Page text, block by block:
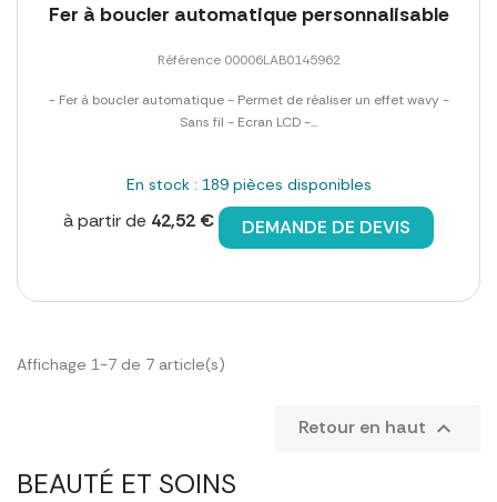
BEAUTÉ ET SOINS
Fer à boucler automatique personnalisable
Référence 00006LAB0145962
- Fer à boucler automatique - Permet de réaliser un effet wavy -
Sans fil - Ecran LCD -...
En stock : 189 pièces disponibles
à partir de 42,52 € DEMANDE DE DEVIS
Affichage 1-7 de 7 article(s)
Retour en haut 